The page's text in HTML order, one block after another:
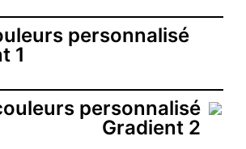
personnalisé
1
personnalisé
Gradient 2